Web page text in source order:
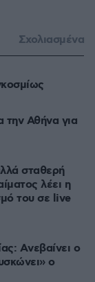
Σχολιασμένα
την Αθήνα για
σταθερή
λέει η
του σε live
Aνεβαίνει ο
ο